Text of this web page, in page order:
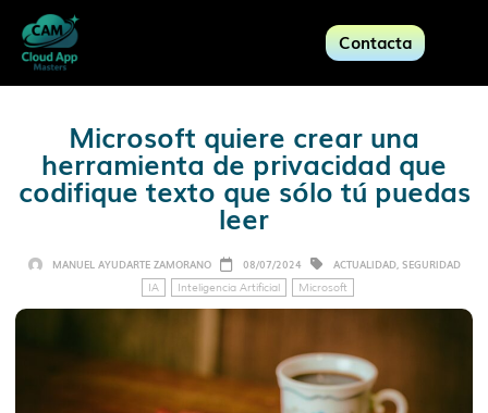
Contacta
Microsoft quiere crear una
herramienta de privacidad que
codifique texto que sólo tú puedas
leer
MANUEL AYUDARTE ZAMORANO 08/07/2024 ACTUALIDAD, SEGURIDAD
IA Inteligencia Artificial Microsoft